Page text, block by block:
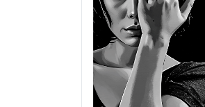
Διαβάστε την
κυκλοφορεί
31/07 • 08:16
Δωρίδα για Όλους:
των νερών στην
28/07 • 21:46